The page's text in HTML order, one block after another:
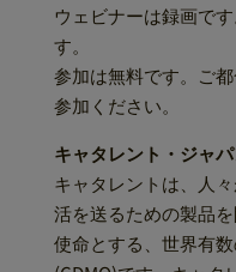
ウェビナーは録画で
す。
参加は無料です。ご
参加ください。
キャタレント・ジャ
キャタレントは、人
活を送るための製品
使命とする、世界有